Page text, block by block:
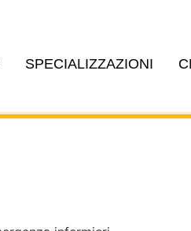
SPECIALIZZAZIONI